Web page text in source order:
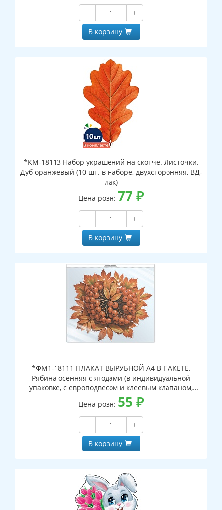
−
+
В корзину
*КМ-18113 Набор украшений на скотче. Листочки.
Дуб оранжевый (10 шт. в наборе, двухсторонняя, ВД-
лак)
Цена розн: 77 ₽
−
+
В корзину
*ФМ1-18111 ПЛАКАТ ВЫРУБНОЙ А4 В ПАКЕТЕ.
Рябина осенняя с ягодами (в индивидуальной
упаковке, с европодвесом и клеевым клапаном,
двухсторонний, ВД-лак)
Цена розн: 55 ₽
−
+
В корзину